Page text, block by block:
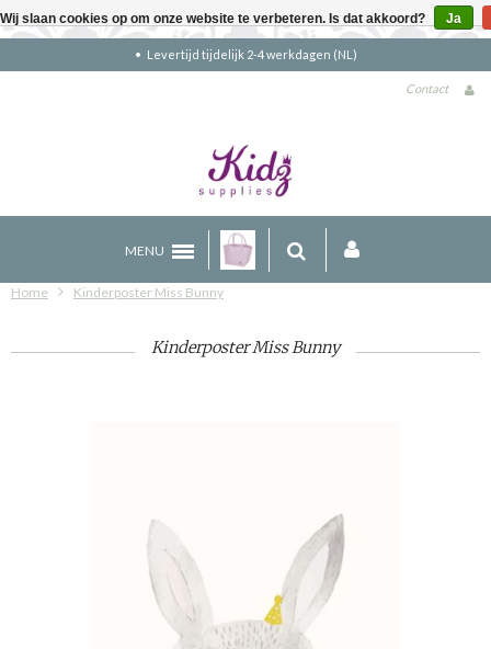
Gratis verzending boven €90 (NL)
Contact
MENU
Home Kinderposter Miss Bunny
Kinderposter Miss Bunny
Wij slaan cookies op om onze website te verbeteren. Is dat akkoord? Ja